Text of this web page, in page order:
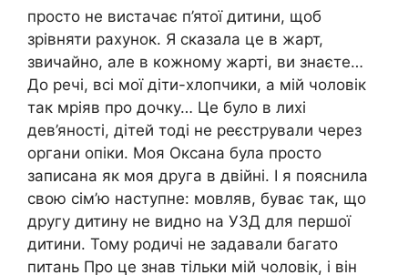
просто не вистачає п’ятої дитини, щоб
зрівняти рахунок. Я сказала це в жарт,
звичайно, але в кожному жарті, ви знаєте…
До речі, всі мої діти-хлопчики, а мій чоловік
так мріяв про дочку… Це було в лихі
дев’яності, дітей тоді не реєстрували через
органи опіки. Моя Оксана була просто
записана як моя друга в двійні. І я пояснила
свою сім’ю наступне: мовляв, буває так, що
другу дитину не видно на УЗД для першої
дитини. Тому родичі не задавали багато
питань Про це знав тільки мій чоловік, і він